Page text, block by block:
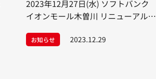
2023年12月27日(水) ソフトバンク
イオンモール木曽川 リニューアルオ
お知らせ 2023.12.29